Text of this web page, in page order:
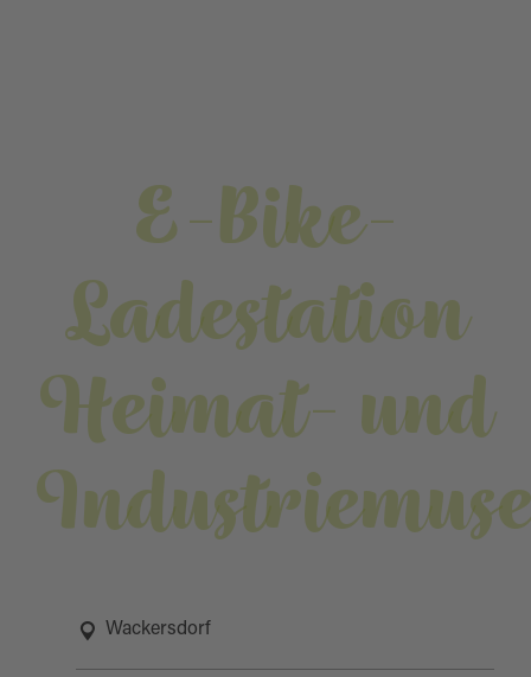
E-Bike-
Ladestation
Heimat- und
Wackersdorf